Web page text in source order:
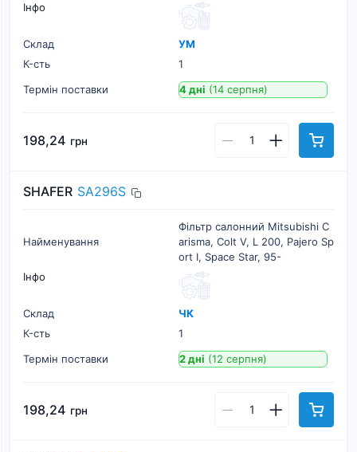
Інфо
Склад
УМ
К-cть
1
Термін поставки
4 дні (14 серпня)
198,24 грн
SHAFER SA296S
Найменування
Фільтр салонний Mitsubishi C
arisma, Colt V, L 200, Pajero Sp
ort I, Space Star, 95-
Інфо
Склад
ЧК
К-cть
1
Термін поставки
2 дні (12 серпня)
198,24 грн